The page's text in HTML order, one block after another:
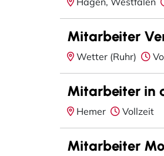
Mitarbeiter
Wetter (Ruhr)
Mitarbeiter in
Hemer Vollzeit
Mitarbeiter